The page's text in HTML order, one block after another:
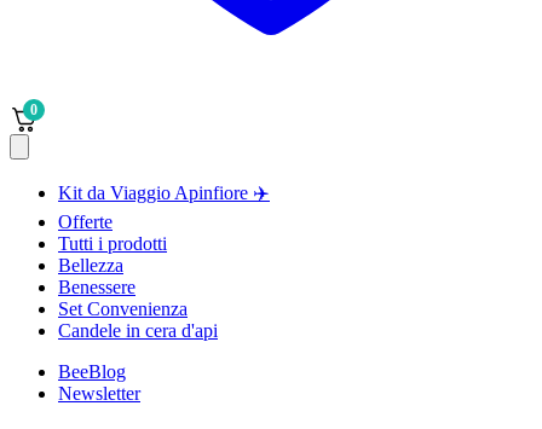
0
Kit da Viaggio Apinfiore ✈️
Offerte
Tutti i prodotti
Bellezza
Benessere
Set Convenienza
Candele in cera d'api
BeeBlog
Newsletter